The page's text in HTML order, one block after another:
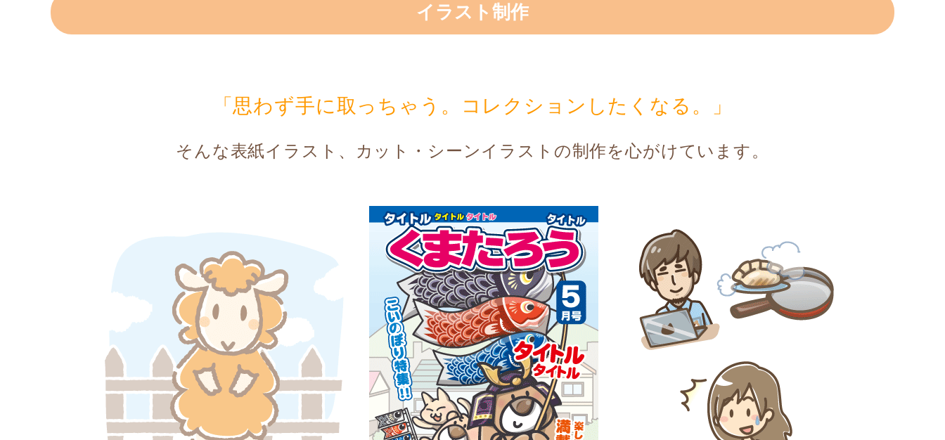
イラスト制作
「思わず手に取っちゃう。コレクションしたくなる。」
そんな表紙イラスト、カット・シーンイラストの制作を心がけています。